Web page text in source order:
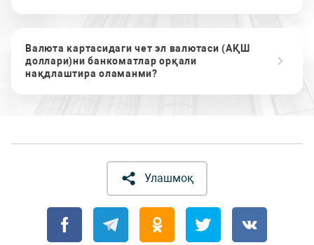
Валюта картасидаги чет эл валютаси (АҚШ
доллари)ни банкоматлар орқали
нақдлаштира оламанми?
Улашмоқ